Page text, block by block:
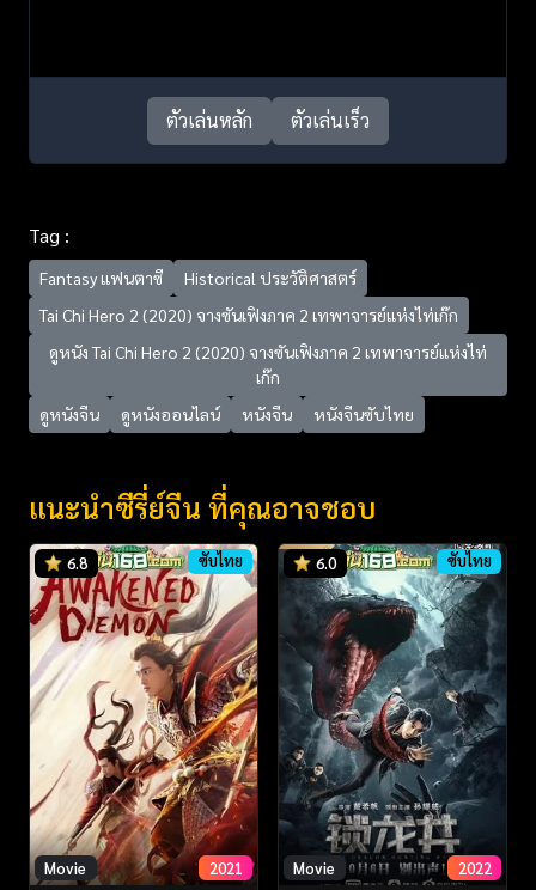
ตัวเล่นหลัก ตัวเล่นเร็ว
Tag :
Fantasy แฟนตาซี
Historical ประวัติศาสตร์
Tai Chi Hero 2 (2020) จางซันเฟิงภาค 2 เทพาจารย์แห่งไท่เก๊ก
ดูหนัง Tai Chi Hero 2 (2020) จางซันเฟิงภาค 2 เทพาจารย์แห่งไท่
เก๊ก
ดูหนังจีน
ดูหนังออนไลน์ หนังจีน หนังจีนซับไทย
แนะนำซีรี่ย์จีน ที่คุณอาจชอบ
6.8 ซับไทย
Movie 2021
6.0 ซับไทย
Movie 2022